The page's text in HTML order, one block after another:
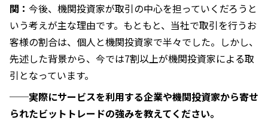
関： 今後、機関投資家が取引の中心を担っていくだろうと
いう考えが主な理由です。もともと、当社で取引を行うお
客様の割合は、個人と機関投資家で半々でした。しかし、
先述した背景から、今では7割以上が機関投資家による取
引となっています。
──実際にサービスを利用する企業や機関投資家から寄せ
られたビットトレードの強みを教えてください。